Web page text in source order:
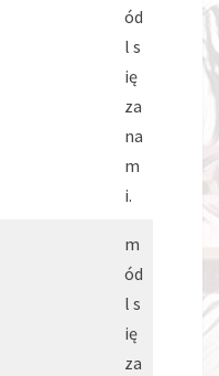
ód
l s
ię
za
na
m
i.
m
ód
l s
ię
za